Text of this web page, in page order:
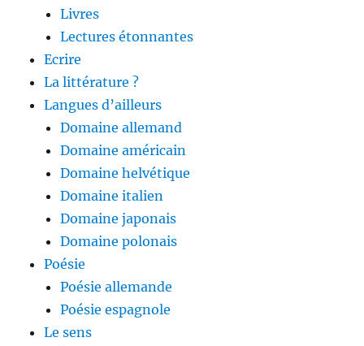
Livres
Lectures étonnantes
Ecrire
La littérature ?
Langues d’ailleurs
Domaine allemand
Domaine américain
Domaine helvétique
Domaine italien
Domaine japonais
Domaine polonais
Poésie
Poésie allemande
Poésie espagnole
Le sens